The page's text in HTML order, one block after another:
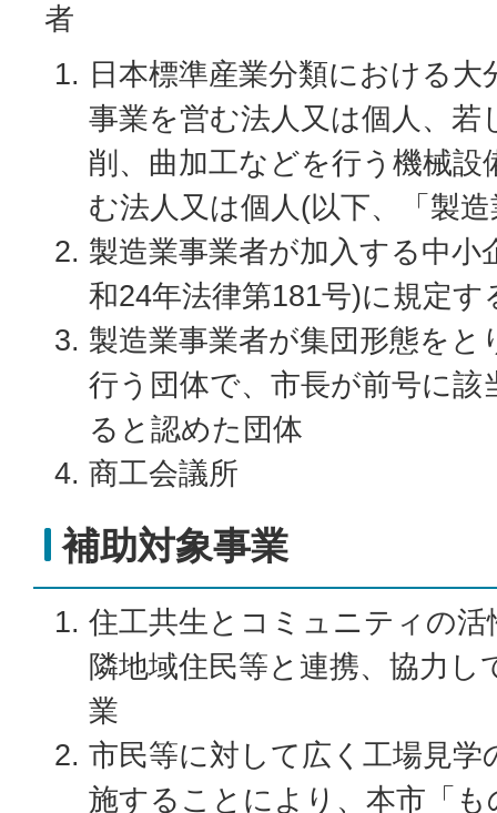
者
日本標準産業分類における
事業を営む法人又は個人、若
削、曲加工などを行う機械設
む法人又は個人(以下、「製
製造業事業者が加入する中小
和24年法律第181号)に規定す
製造業事業者が集団形態をと
行う団体で、市長が前号に
ると認めた団体
商工会議所
補助対象事業
住工共生とコミュニティの
隣地域住民等と連携、協力し
業
市民等に対して広く工場見
施することにより、本市「